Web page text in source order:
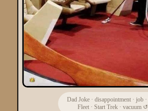
Dad Joke ·disappointment ·job ·
Fleet· Start Trek· vacuum ↺